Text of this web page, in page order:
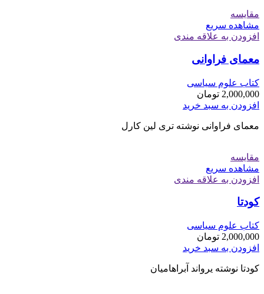
مقایسه
مشاهده سریع
افزودن به علاقه مندی
معمای فراوانی
کتاب علوم سیاسی
2,000,000 تومان
افزودن به سبد خرید
معمای فراوانی نوشته تری لین کارل
مقایسه
مشاهده سریع
افزودن به علاقه مندی
کودتا
کتاب علوم سیاسی
2,000,000 تومان
افزودن به سبد خرید
کودتا نوشته يرواند آبراهامیان